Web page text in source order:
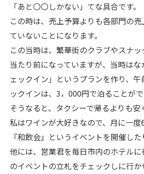
「あと〇〇しかない」てな具合です。
この時は、売上予算よりも各部門の
ていないことになります。
この当時は、繁華街のクラブやスナ
当たり前になっていますが、当時は
ェックイン」というプランを作り、午
ックインは、3，000円で泊ることがで
そうなると、タクシーで帰るよりも安
私はワインが大好きなので、月に一度
『和飲会』というイベントを開催した
他には、営業君を毎日市内のホテル
のイベントの立札をチェックしに行